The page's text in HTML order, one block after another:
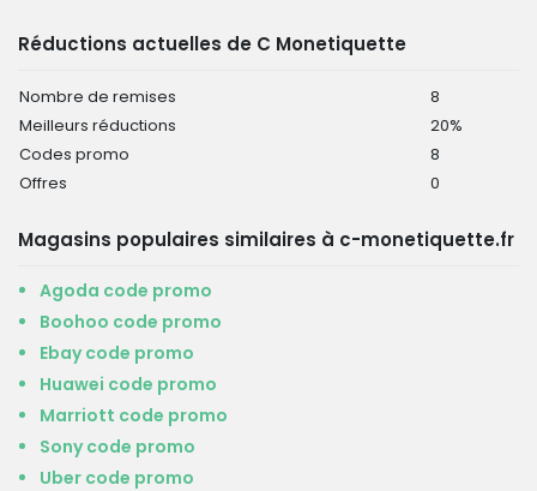
Réductions actuelles de C Monetiquette
Nombre de remises
8
Meilleurs réductions
20%
Codes promo
8
Offres
0
Magasins populaires similaires à c-monetiquette.fr
Agoda code promo
Boohoo code promo
Ebay code promo
Huawei code promo
Marriott code promo
Sony code promo
Uber code promo